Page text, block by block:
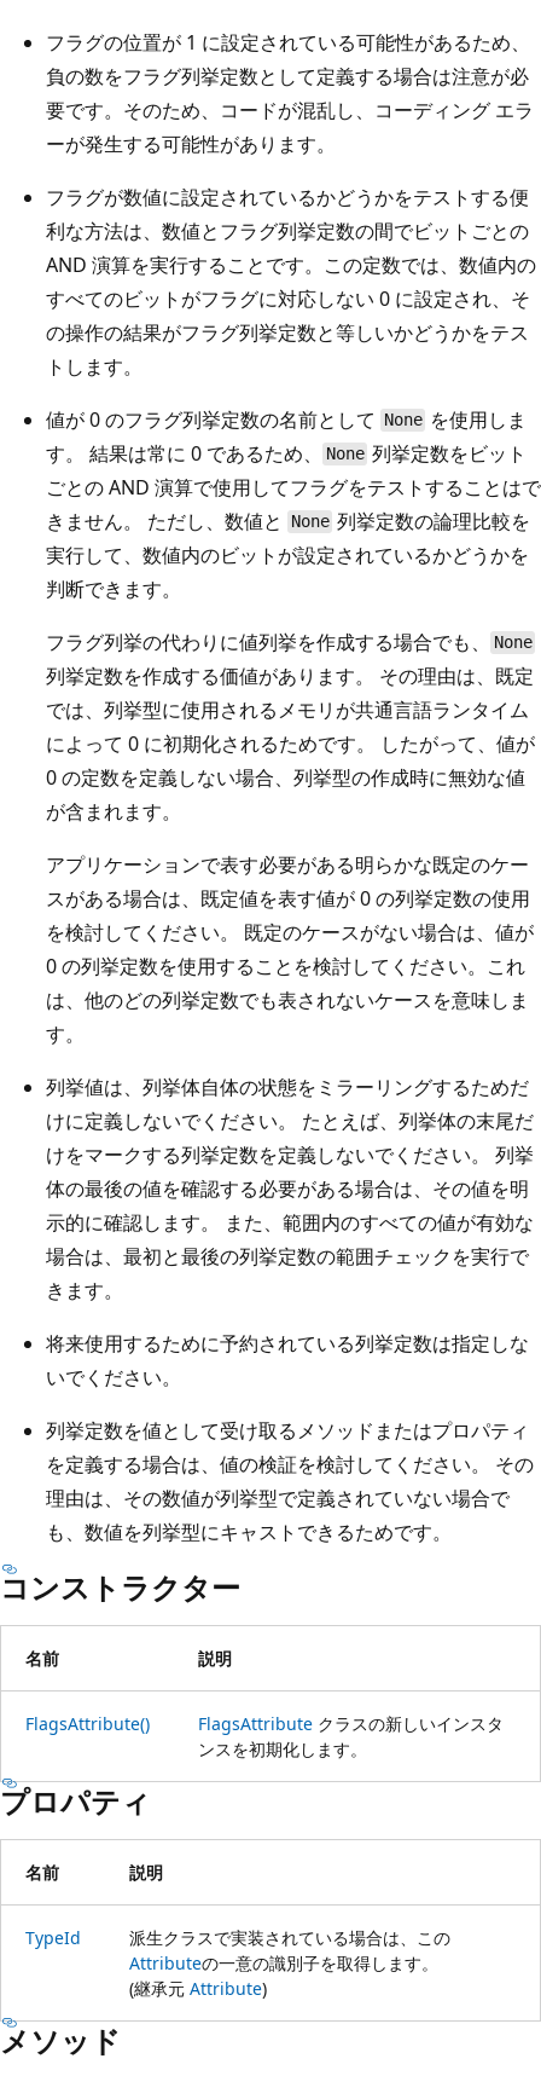
フラグの位置が 1 に設定されている可能性があるため、
負の数をフラグ列挙定数として定義する場合は注意が必
要です。そのため、コードが混乱し、コーディング エラ
ーが発生する可能性があります。
フラグが数値に設定されているかどうかをテストする便
利な方法は、数値とフラグ列挙定数の間でビットごとの
AND 演算を実行することです。この定数では、数値内の
すべてのビットがフラグに対応しない 0 に設定され、そ
の操作の結果がフラグ列挙定数と等しいかどうかをテス
トします。
値が 0 のフラグ列挙定数の名前として
None を使用しま
す。 結果は常に 0 であるため、
None 列挙定数をビット
ごとの AND 演算で使用してフラグをテストすることはで
きません。 ただし、数値と
None 列挙定数の論理比較を
実行して、数値内のビットが設定されているかどうかを
判断できます。
フラグ列挙の代わりに値列挙を作成する場合でも、
None
列挙定数を作成する価値があります。 その理由は、既定
では、列挙型に使用されるメモリが共通言語ランタイム
によって 0 に初期化されるためです。 したがって、値が
0 の定数を定義しない場合、列挙型の作成時に無効な値
が含まれます。
アプリケーションで表す必要がある明らかな既定のケー
スがある場合は、既定値を表す値が 0 の列挙定数の使用
を検討してください。 既定のケースがない場合は、値が
0 の列挙定数を使用することを検討してください。これ
は、他のどの列挙定数でも表されないケースを意味しま
す。
列挙値は、列挙体自体の状態をミラーリングするためだ
けに定義しないでください。 たとえば、列挙体の末尾だ
けをマークする列挙定数を定義しないでください。 列挙
体の最後の値を確認する必要がある場合は、その値を明
示的に確認します。 また、範囲内のすべての値が有効な
場合は、最初と最後の列挙定数の範囲チェックを実行で
きます。
将来使用するために予約されている列挙定数は指定しな
いでください。
列挙定数を値として受け取るメソッドまたはプロパティ
を定義する場合は、値の検証を検討してください。 その
理由は、その数値が列挙型で定義されていない場合で
も、数値を列挙型にキャストできるためです。
コンストラクター
名前 説明
FlagsAttribute() FlagsAttribute クラスの新しいインスタ
ンスを初期化します。
プロパティ
名前 説明
TypeId
派生クラスで実装されている場合は、この
Attributeの一意の識別子を取得します。
(継承元 Attribute)
メソッド